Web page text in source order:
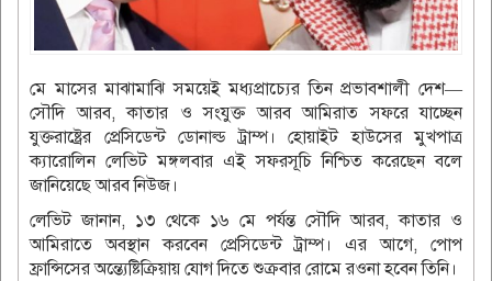
মে মাসের মাঝামাঝি সময়েই মধ্যপ্রাচ্যের তিন প্রভাবশালী দেশ—
সৌদি আরব, কাতার ও সংযুক্ত আরব আমিরাত সফরে যাচ্ছেন
যুক্তরাষ্ট্রের প্রেসিডেন্ট ডোনাল্ড ট্রাম্প। হোয়াইট হাউসের মুখপাত্র
ক্যারোলিন লেভিট মঙ্গলবার এই সফরসূচি নিশ্চিত করেছেন বলে
জানিয়েছে আরব নিউজ।
লেভিট জানান, ১৩ থেকে ১৬ মে পর্যন্ত সৌদি আরব, কাতার ও
আমিরাতে অবস্থান করবেন প্রেসিডেন্ট ট্রাম্প। এর আগে, পোপ
ফ্রান্সিসের অন্ত্যেষ্টিক্রিয়ায় যোগ দিতে শুক্রবার রোমে রওনা হবেন তিনি।